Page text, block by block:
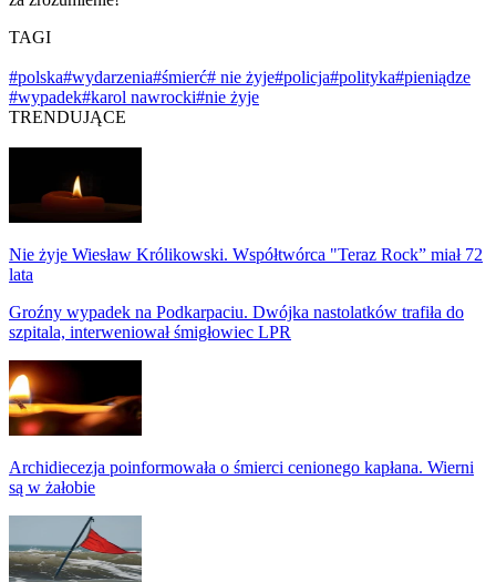
TAGI
#polska#wydarzenia#śmierć# nie żyje#policja#polityka#pieniądze
#wypadek#karol nawrocki#nie żyje
TRENDUJĄCE
Nie żyje Wiesław Królikowski. Współtwórca "Teraz Rock” miał 72
lata
Groźny wypadek na Podkarpaciu. Dwójka nastolatków trafiła do
szpitala, interweniował śmigłowiec LPR
Archidiecezja poinformowała o śmierci cenionego kapłana. Wierni
są w żałobie